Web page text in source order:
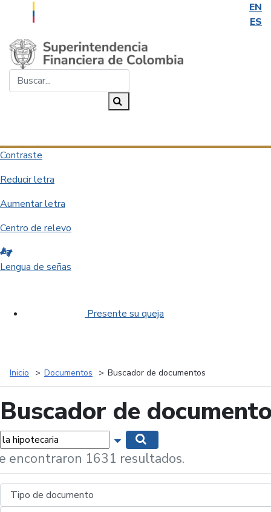
EN
ES
Saltar al contenido principal
Contraste
Reducir letra
Aumentar letra
Centro de relevo
Lengua de señas
Presente su queja
Inicio Documentos Buscador de documentos
Buscador de
Mostrar opciones de búsqueda
encontraron 1631 resultados.